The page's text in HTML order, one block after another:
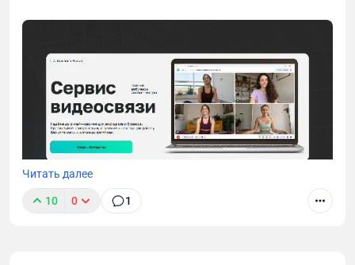
Zoom недоступен, а искать замену некогда?
Читать далее
10 0 1